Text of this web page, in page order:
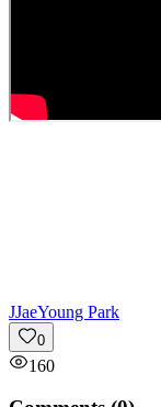
JJaeYoung Park
0
160